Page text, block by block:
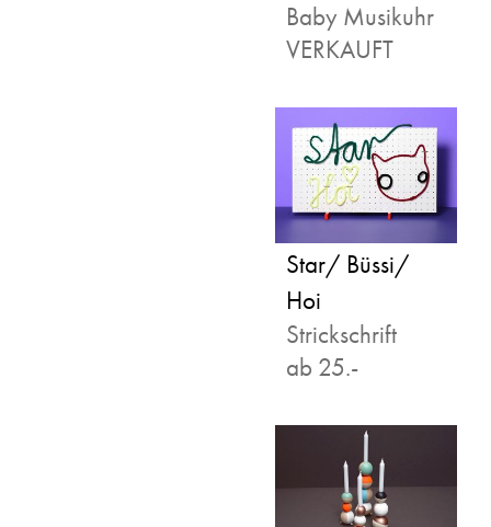
Baby Musikuhr
VERKAUFT
Star/ Büssi/
Hoi
Strickschrift
ab 25.-